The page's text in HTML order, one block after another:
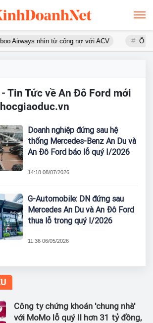
Airways nhìn từ công nợ với ACV Ô tô
Tin Tức về An Đô Ford mới
Doanh nghiệp đứng sau hệ
thống Mercedes-Benz An Du và
An Đô Ford báo lỗ quý I/2026
14:18 08/07/2026
G-Automobile: DN đứng sau
Mercedes An Du và An Đô Ford
thua lỗ trong quý I/2026
11:36 06/05/2026
Công ty chứng khoán 'chung nhà'
với MoMo lỗ quý II hơn 31 tỷ đồng,